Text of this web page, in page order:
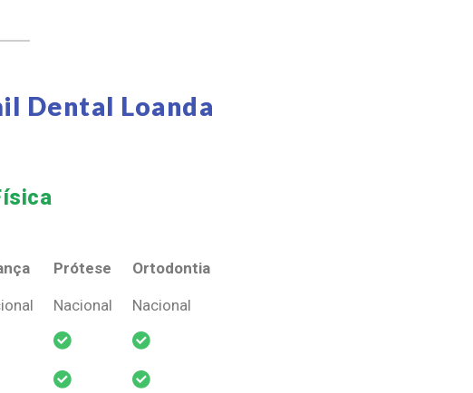
Dental Loanda
Prótese
Ortodontia
Prótese Ortodontia
Nacional Nacional